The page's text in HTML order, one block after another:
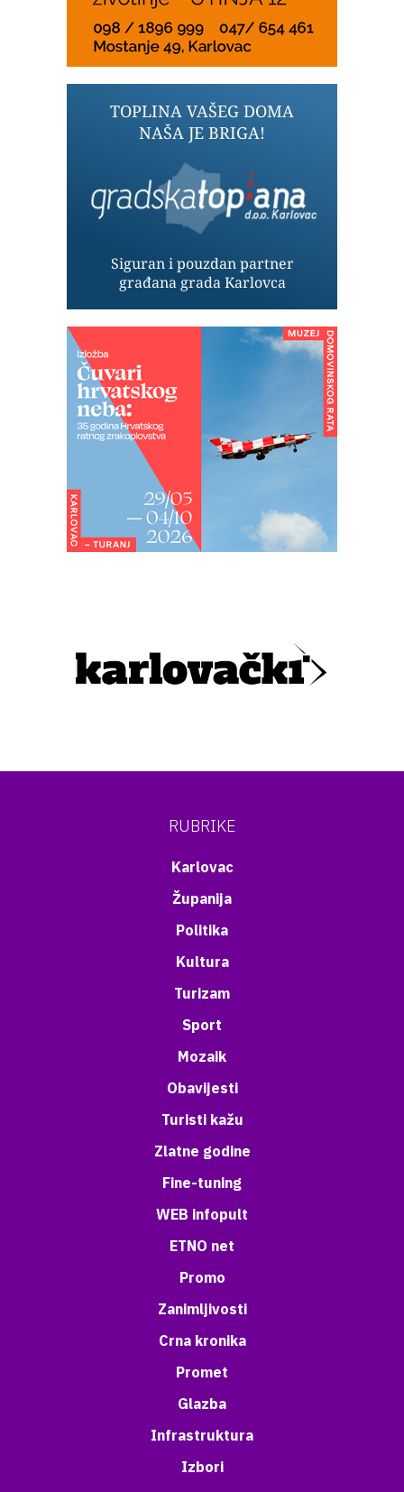
RUBRIKE
Karlovac
Županija
Politika
Kultura
Turizam
Sport
Mozaik
Obavijesti
Turisti kažu
Zlatne godine
Fine-tuning
WEB infopult
ETNO net
Promo
Zanimljivosti
Crna kronika
Promet
Glazba
Infrastruktura
Izbori